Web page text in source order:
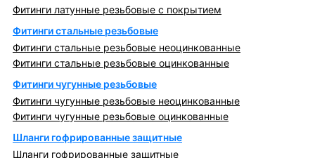
Фитинги латунные резьбовые с покрытием
Фитинги стальные резьбовые
Фитинги стальные резьбовые неоцинкованные
Фитинги стальные резьбовые оцинкованные
Фитинги чугунные резьбовые
Фитинги чугунные резьбовые неоцинкованные
Фитинги чугунные резьбовые оцинкованные
Шланги гофрированные защитные
Шланги гофрированные защитные